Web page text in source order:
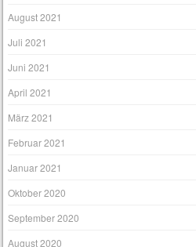
August 2021
Juli 2021
Juni 2021
April 2021
März 2021
Februar 2021
Januar 2021
Oktober 2020
September 2020
August 2020